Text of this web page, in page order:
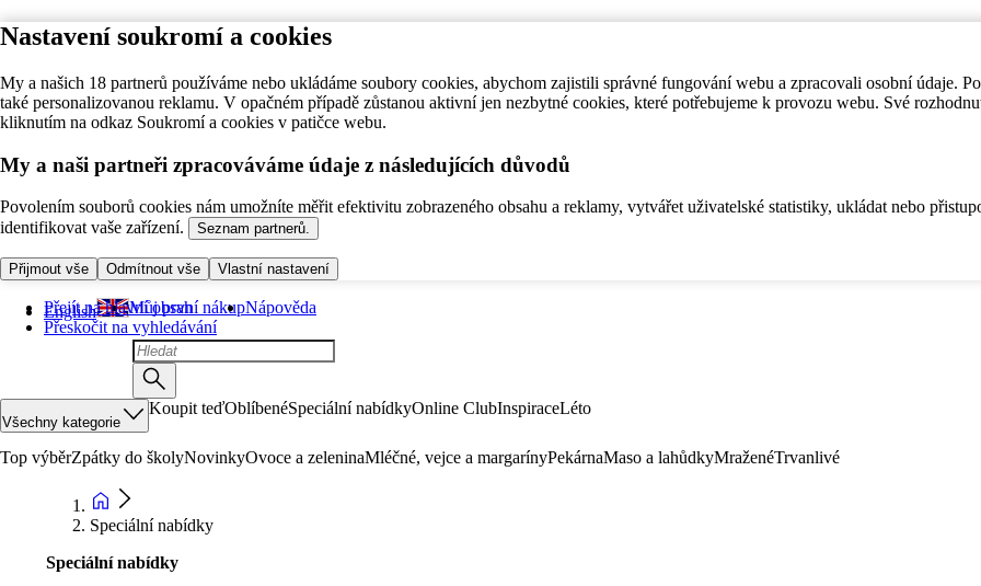
Nastavení soukromí a cookies
My a našich 18 partnerů používáme nebo ukládáme soubory cookies, abychom zajistili správné fungování webu a zpracovali osobní údaje.
také personalizovanou reklamu. V opačném případě zůstanou aktivní jen nezbytné cookies, které potřebujeme k provozu webu. Své
kliknutím na odkaz Soukromí a cookies v patičce webu.
My a naši partneři zpracováváme údaje z následujících důvodů
Povolením souborů cookies nám umožníte měřit efektivitu zobrazeného obsahu a reklamy, vytvářet uživatelské statistiky, ukládat nebo
identifikovat vaše zařízení.
Seznam partnerů.
Přijmout vše Odmítnout vše Vlastní nastavení
Přejít na hlavní obsah
Přeskočit na vyhledávání
English Můj první nákupNápověda
Všechny kategorie
Koupit teďOblíbenéSpeciální nabídkyOnline ClubInspiraceLéto
Top výběrZpátky do školyNovinkyOvoce a zeleninaMléčné, vejce a margarínyPekárnaMaso a lahůdkyMraženéTrvanlivé
Speciální nabídky
Speciální nabídky